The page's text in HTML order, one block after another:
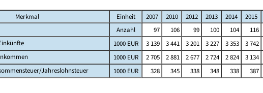
Merkmal Einheit 2007 2010 2012 2013 2014 2015
Anzahl 97 106 99 100 104 116
1000 EUR 3 139 3 441 3 201 3 227 3 353 3 742
1000 EUR 2 705 2 881 2 677 2 724 2 824 3 134
Jahreslohnsteuer
1000 EUR 328 345 338 348 338 387